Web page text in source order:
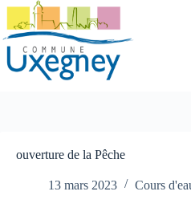
Passer
contenu
ouverture de la Pêche
13 mars 2023 Cours